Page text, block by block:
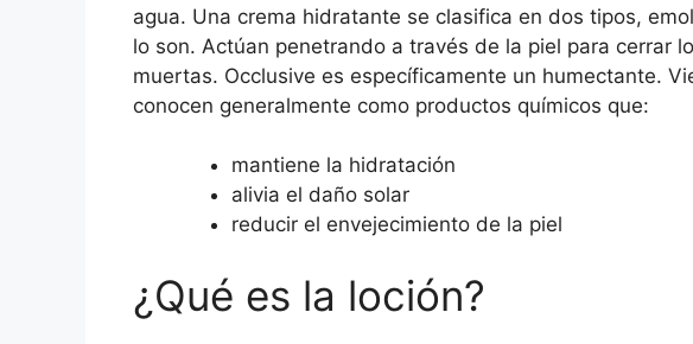
agua. Una crema hidratante se clasifica en dos tipos,
lo son. Actúan penetrando a través de la piel para cerrar
muertas. Occlusive es específicamente un humectante.
conocen generalmente como productos químicos que:
mantiene la hidratación
alivia el daño solar
reducir el envejecimiento de la piel
¿Qué es la loción?